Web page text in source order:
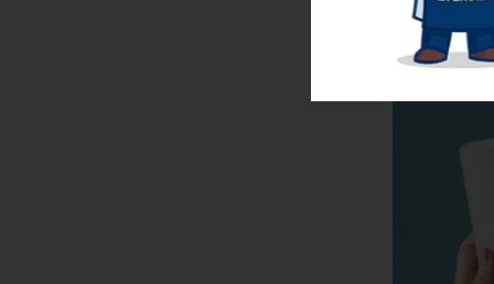
Im
Werbeartikel-